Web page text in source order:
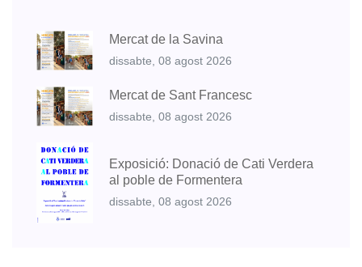
Mercat de la Savina
dissabte, 08 agost 2026
Mercat de Sant Francesc
dissabte, 08 agost 2026
Exposició: Donació de Cati Verdera
al poble de Formentera
dissabte, 08 agost 2026